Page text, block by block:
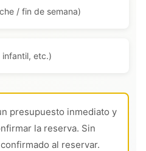
/ fin de semana)
infantil, etc.)
presupuesto inmediato y
la reserva. Sin
al reservar.